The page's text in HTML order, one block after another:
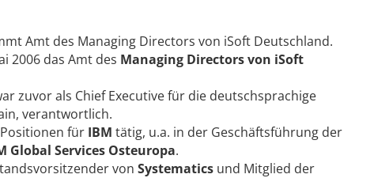
Amt des Managing Directors von iSoft Deutschland.
2006 das Amt des Managing Directors von iSoft
zuvor als Chief Executive für die deutschsprachige
verantwortlich.
für IBM tätig, u.a. in der Geschäftsführung der
Global Services Osteuropa.
von Systematics und Mitglied der